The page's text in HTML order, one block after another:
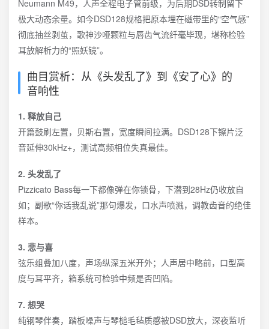
Neumann M49，人声全程电子管前级，为后期DSD转制留下
极大动态余量。如今DSD128规格把原本埋在磁带里的“空气感”
彻底抽丝剥茧，歌神沙哑颗粒与唇齿气流纤毫毕现，堪称检验
耳放解析力的“照妖镜”。
曲目赏析：从《头发乱了》到《安了心》的
音响性
1. 释放自己
开篇鼓刷左置，贝斯右置，宽度瞬间拉满。DSD128下镲片泛
音延伸30kHz+，测试高频相位失真最佳。
2. 头发乱了
Pizzicato Bass每一下都像弹在你锁骨，下潜到28Hz仍收放自
如；副歌“你话我乱说”那句爆发，口水声喷溅，调教齿音的绝佳
样本。
3. 悲与喜
弦乐组叠加八度，声场纵深五米开外；人声居中略前，口型高
度与耳平齐，箱系统可检验中频是否凹陷。
7. 想哭
纯钢琴伴奏，踏板噪声与琴槌毛毡质感被DSD放大，深夜监听